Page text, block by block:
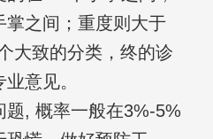
掌之间；重度则大于
大致的分类，终的诊
意见。
题, 概率一般在3%-5%